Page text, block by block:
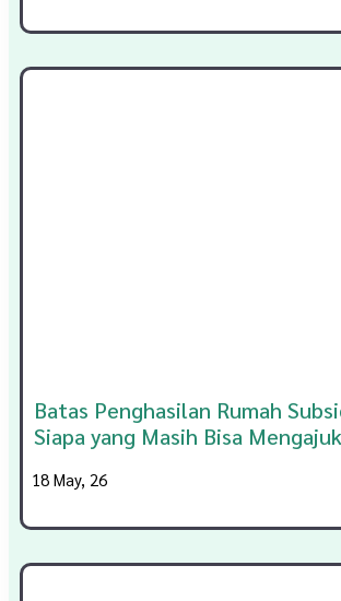
Batas Penghasilan Rumah
Siapa yang Masih Bisa
18 May, 26